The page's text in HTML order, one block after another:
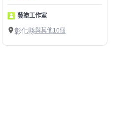
藝塗工作室
彰化縣與其他10個